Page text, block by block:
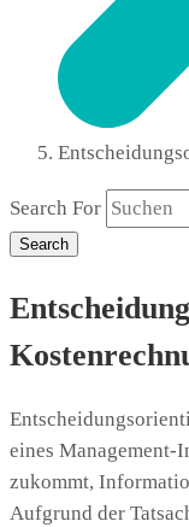
Search For
Search
eines Management-
zukommt,
Aufgrund der